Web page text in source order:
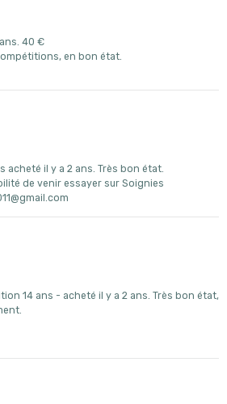
40 €
en bon état.
acheté il y a 2 ans. Très bon état.
de venir essayer sur Soignies
14 ans - acheté il y a 2 ans. Très bon état,